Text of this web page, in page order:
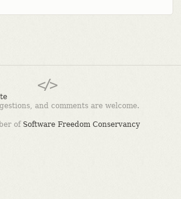
and comments are welcome.
of Software Freedom Conservancy